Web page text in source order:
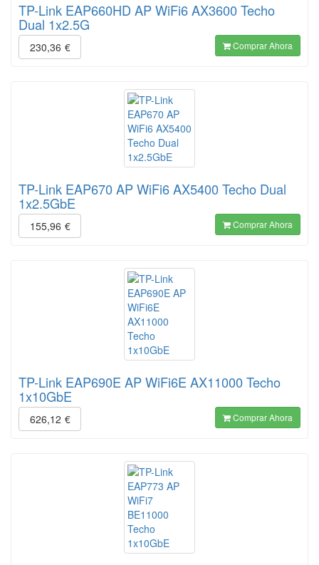
TP-Link EAP660HD AP WiFi6 AX3600 Techo
Dual 1x2.5G
230,36 € Comprar Ahora
TP-Link EAP670 AP WiFi6 AX5400 Techo Dual
1x2.5GbE
155,96 € Comprar Ahora
TP-Link EAP690E AP WiFi6E AX11000 Techo
1x10GbE
626,12 € Comprar Ahora